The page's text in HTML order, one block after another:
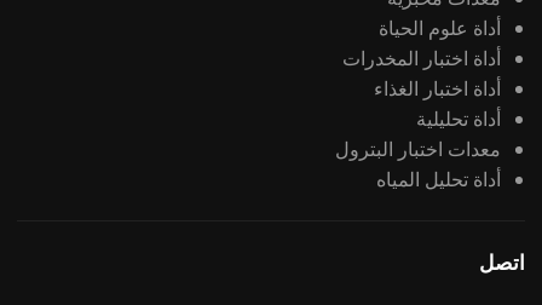
أداة علوم الحياة
أداة اختبار المخدرات
أداة اختبار الغذاء
أداة تحليلية
معدات اختبار البترول
أداة تحليل المياه
اتصل